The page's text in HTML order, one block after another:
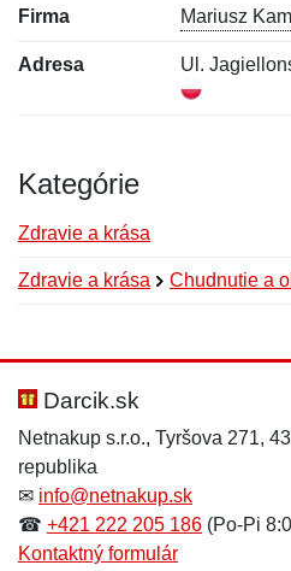
Firma Mariusz
Adresa Ul.
Kategórie
Zdravie a krása
Zdravie a krása Chudnutie a
Hodnotenie:
Meno:*
Meno:
E-mail:*
Darcik.sk
Netnakup s.r.o., Tyršova 271,
republika
✉ info@netnakup.sk
☎ +421 222 205 186 (Po-Pi
Kontaktný formulár